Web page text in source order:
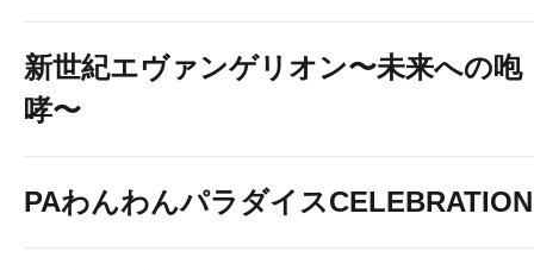
新世紀エヴァンゲリオン〜未来への咆
哮〜
PAわんわんパラダイスCELEBRATION